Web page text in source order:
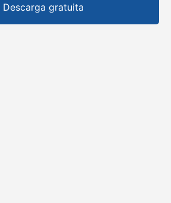
Descarga gratuita